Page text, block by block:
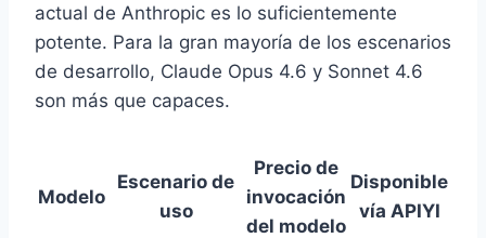
actual de Anthropic es lo suficientemente
potente. Para la gran mayoría de los escenarios
de desarrollo, Claude Opus 4.6 y Sonnet 4.6
son más que capaces.
Modelo
Escenario de
uso
Precio de
invocación
del modelo
Disponible
vía APIYI